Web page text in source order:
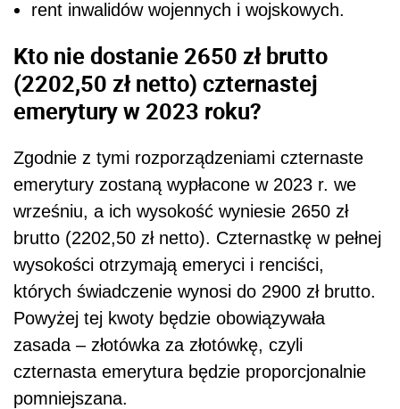
rent inwalidów wojennych i wojskowych.
Kto nie dostanie 2650 zł brutto
(2202,50 zł netto) czternastej
emerytury w 2023 roku?
Zgodnie z tymi rozporządzeniami czternaste
emerytury zostaną wypłacone w 2023 r. we
wrześniu, a ich wysokość wyniesie 2650 zł
brutto (2202,50 zł netto). Czternastkę w pełnej
wysokości otrzymają emeryci i renciści,
których świadczenie wynosi do 2900 zł brutto.
Powyżej tej kwoty będzie obowiązywała
zasada – złotówka za złotówkę, czyli
czternasta emerytura będzie proporcjonalnie
pomniejszana.